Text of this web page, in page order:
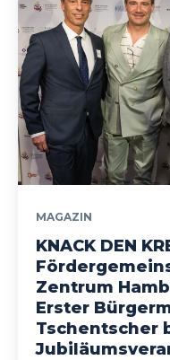
MAGAZIN
KNACK DEN
Zentrum
Erster
Tschentscher